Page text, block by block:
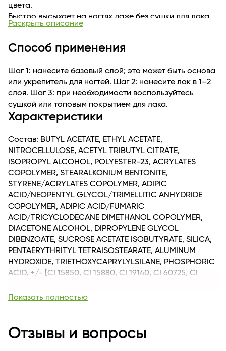
цвета.
Быстро высыхает на ногтях даже без сушки для лака.
Суперстойкое глянцевое покрытие продержится без
Цветовая палитра лака представлена как
оттенками.
Безопасная формула «5FREE»: не содержит толуол,
формальдегид, формальдегидные смолы, камфору,
дибутилфталат.
Раскрыть описание
Способ применения
Шаг 1: нанесите базовый слой; это может быть основа
или укрепитель для ногтей. Шаг 2: нанесите лак в 1–2
слоя. Шаг 3: при необходимости воспользуйтесь
сушкой или топовым покрытием для лака.
Характеристики
Состав: BUTYL ACETATE, ETHYL ACETATE,
NITROCELLULOSE, ACETYL TRIBUTYL CITRATE,
ISOPROPYL ALCOHOL, POLYESTER-23, ACRYLATES
COPOLYMER, STEARALKONIUM BENTONITE,
STYRENE/ACRYLATES COPOLYMER, ADIPIC
ACID/NEOPENTYL GLYCOL/TRIMELLITIC ANHYDRIDE
COPOLYMER, ADIPIC ACID/FUMARIC
ACID/TRICYCLODECANE DIMETHANOL COPOLYMER,
DIACETONE ALCOHOL, DIPROPYLENE GLYCOL
DIBENZOATE, SUCROSE ACETATE ISOBUTYRATE, SILICA,
PENTAERYTHRITYL TETRAISOSTEARATE, ALUMINUM
HYDROXIDE, TRIETHOXYCAPRYLYLSILANE, PHOSPHORIC
ACID, +/- [CI 15850, CI 15880, CI 19140, CI 60725, CI
Для кого
Возраст
Для всех возрастных категорий
Показать полностью
Отзывы и вопросы